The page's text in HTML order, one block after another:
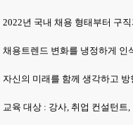
2022년 국내 채용 형태부터 구
채용트렌드 변화를 냉정하게 인
자신의 미래를 함께 생각하고
교육 대상 : 강사, 취업 컨설턴트